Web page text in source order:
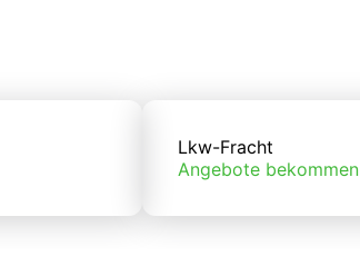
Lkw-Fracht
Angebote bekommen